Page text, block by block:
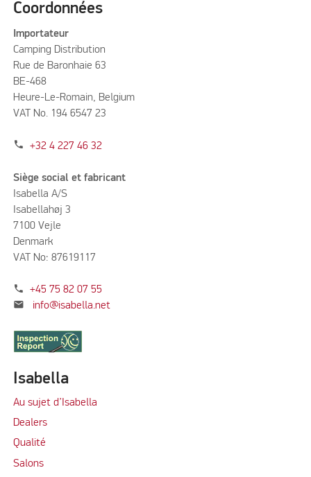
Coordonnées
Importateur
Camping Distribution
Rue de Baronhaie 63
BE-468
Heure-Le-Romain, Belgium
VAT No. 194 6547 23
phone +32 4 227 46 32
Siège social et fabricant
Isabella A/S
Isabellahøj 3
7100 Vejle
Denmark
VAT No: 87619117
phone +45 75 82 07 55
mail info@isabella.net
Isabella
Au sujet d’Isabella
Dealers
Qualité
Salons